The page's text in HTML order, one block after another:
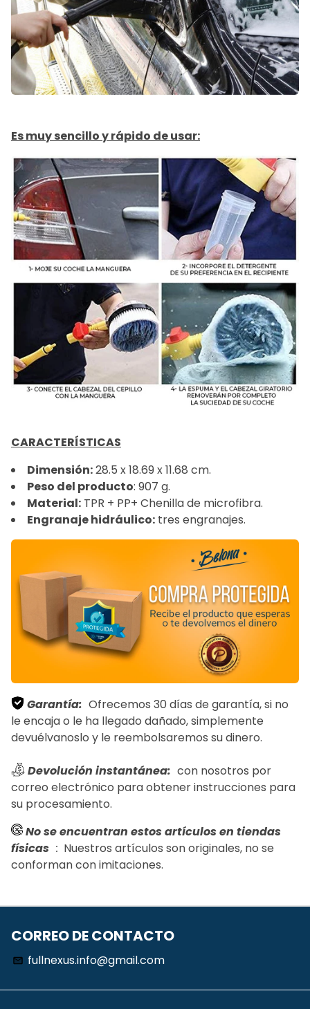
Es muy sencillo y rápido de usar:
CARACTERÍSTICAS
Dimensión:28.5 x 18.69 x 11.68 cm.
Peso del producto: ‎ ‎907 g.
Material: TPR + PP+ Chenilla de microfibra.
Engranaje hidráulico: tres engranajes.
Garantía: Ofrecemos 30 días de garantía, si no
le encaja o le ha llegado dañado, simplemente
devuélvanoslo y le reembolsaremos su dinero.
Devolución instantánea: con nosotros por
correo electrónico para obtener instrucciones para
su procesamiento.
No se encuentran estos artículos en tiendas
físicas : Nuestros artículos son originales, no se
conforman con imitaciones.
CORREO DE CONTACTO
email fullnexus.info@gmail.com